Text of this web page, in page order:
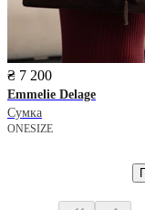
₴ 7 200
Emmelie Delage
Сумка
ONESIZE